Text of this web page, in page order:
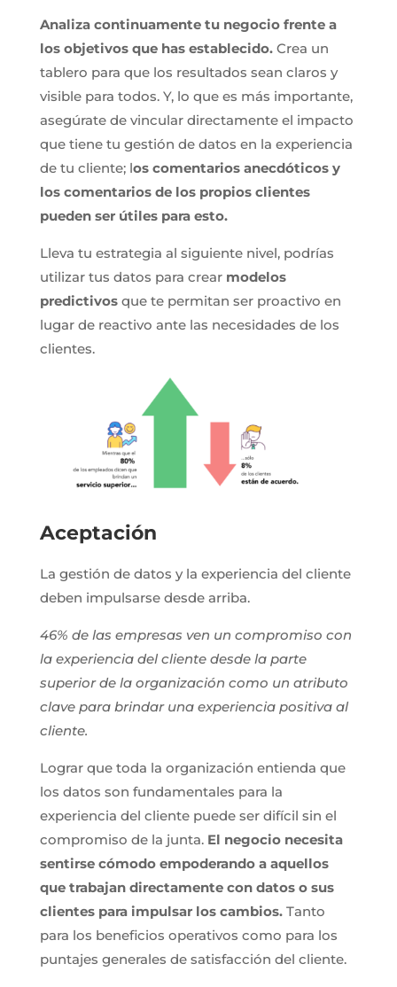
Analiza continuamente tu negocio frente a
los objetivos que has establecido. Crea un
tablero para que los resultados sean claros y
visible para todos. Y, lo que es más importante,
asegúrate de vincular directamente el impacto
que tiene tu gestión de datos en la experiencia
de tu cliente; los comentarios anecdóticos y
los comentarios de los propios clientes
pueden ser útiles para esto.
Lleva tu estrategia al siguiente nivel, podrías
utilizar tus datos para crear modelos
predictivosque te permitan ser proactivo en
lugar de reactivo ante las necesidades de los
clientes.
Aceptación
La gestión de datos y la experiencia del cliente
deben impulsarse desde arriba.
46% de las empresas ven un compromiso con
la experiencia del cliente desde la parte
superior de la organización como un atributo
clave para brindar una experiencia positiva al
cliente.
Lograr que toda la organización entienda que
los datos son fundamentales para la
experiencia del cliente puede ser difícil sin el
compromiso de la junta. El negocio necesita
sentirse cómodo empoderando a aquellos
que trabajan directamente con datos o sus
clientes para impulsar los cambios. Tanto
para los beneficios operativos como para los
puntajes generales de satisfacción del cliente.